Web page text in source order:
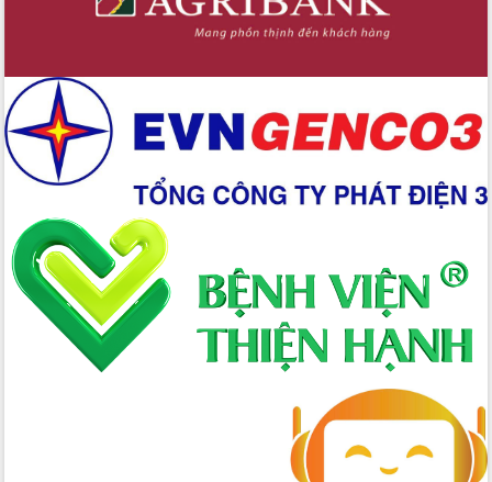
Định vị cà phê Việt Nam như một “di
Xây dựng nông thôn mới: Nâng cao đời
sống người dân từ những mô hình thiết
thực
Quyết liệt tháo gỡ vướng mắc, đẩy
nhanh tiến độ các dự án trọng điểm
trong Khu kinh tế Nam Phú Yên
Hòn Yến phát triển du lịch gắn với bảo
tồn biển
Lấy ý kiến điều chỉnh Quy hoạch tỉnh
Đắk Lắk thời kỳ 2021-2030, tầm nhìn
đến năm 2050
Phát động chiến dịch 30 ngày đêm
giải phóng mặt bằng Tuyến đường bộ